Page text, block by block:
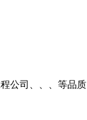
公司、、、等品质